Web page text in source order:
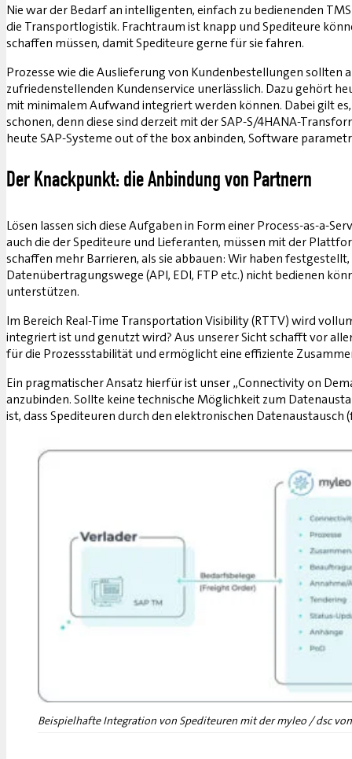
Nie war der Bedarf an intelligenten, einfach zu bedienenden
die Transportlogistik. Frachtraum ist knapp und Spediteure
schaffen müssen, damit Spediteure gerne für sie fahren.
Prozesse wie die Auslieferung von Kundenbestellungen
zufriedenstellenden Kundenservice unerlässlich. Dazu gehört
mit minimalem Aufwand integriert werden können. Dabei gilt
schonen, denn diese sind derzeit mit der SAP-S/4HANA-
heute SAP-Systeme out of the box anbinden, Software
Der Knackpunkt: die Anbindung von Partnern
Lösen lassen sich diese Aufgaben in Form einer Process-as-a-
auch die der Spediteure und Lieferanten, müssen mit der
schaffen mehr Barrieren, als sie abbauen: Wir haben
Datenübertragungswege (API, EDI, FTP etc.) nicht bedienen
unterstützen.
Im Bereich Real-Time Transportation Visibility (RTTV) wird
integriert ist und genutzt wird? Aus unserer Sicht schafft vor
für die Prozessstabilität und ermöglicht eine effiziente
Ein pragmatischer Ansatz hierfür ist unser „Connectivity on
anzubinden. Sollte keine technische Möglichkeit zum
ist, dass Spediteuren durch den elektronischen
Beispielhafte Integration von Spediteuren mit der myleo / dsc